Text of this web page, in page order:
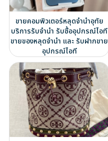
ขายคอมพิวเตอร์หลุดจำนำอุทัย
บริการรับจำนำ รับซื้ออุปกรณ์ไอที
ขายของหลุดจำนำ และ รับฝากขาย
อุปกรณ์ไอที